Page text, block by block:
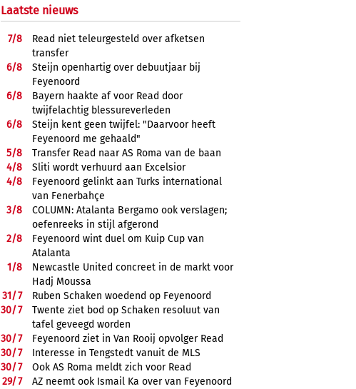
Laatste nieuws
7/8
Read niet teleurgesteld over afketsen
transfer
6/8
Steijn openhartig over debuutjaar bij
Feyenoord
6/8
Bayern haakte af voor Read door
twijfelachtig blessureverleden
6/8
Steijn kent geen twijfel: "Daarvoor heeft
Feyenoord me gehaald"
5/8
Transfer Read naar AS Roma van de baan
4/8
Sliti wordt verhuurd aan Excelsior
4/8
Feyenoord gelinkt aan Turks international
van Fenerbahçe
3/8
COLUMN: Atalanta Bergamo ook verslagen;
oefenreeks in stijl afgerond
2/8
Feyenoord wint duel om Kuip Cup van
Atalanta
1/8
Newcastle United concreet in de markt voor
Hadj Moussa
31/7
Ruben Schaken woedend op Feyenoord
30/7
Twente ziet bod op Schaken resoluut van
tafel geveegd worden
30/7
Feyenoord ziet in Van Rooij opvolger Read
30/7
Interesse in Tengstedt vanuit de MLS
30/7
Ook AS Roma meldt zich voor Read
29/7
AZ neemt ook Ismail Ka over van Feyenoord